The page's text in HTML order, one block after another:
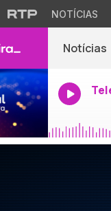
NOTÍCIAS
Notícias